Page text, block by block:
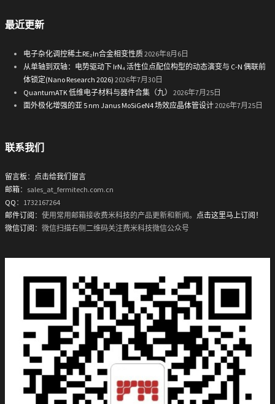
最近更新
电子杂化调控稀土RE₂In合金相变性质2026年8月6日
从单轴到双轴：电势驱动下 IrN₄ 活性位点配位构型的动态演变与 C-N 偶联前
体锁定(Nano Research 2026) 2026年7月30日
QuantumATK 低维电子材料与器件合集（九）
2026年7月25日
面外极化增强的亚 5 nm Janus MoSiGeN4 场效应晶体管设计2026年7月25日
联系我们
留言板 ： 点击给我们留言
邮箱：sales_at_fermitech.com.cn
QQ ：1732167264
邮件订阅 ：使用常用邮箱接收费米科技的产品更新和新闻。 点击这里马上订阅！
微信订阅 ：微信扫描右侧二维码关注费米科技微信公众号